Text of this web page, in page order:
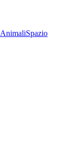
AnimaliSpazio